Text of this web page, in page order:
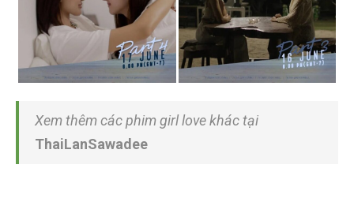
Xem thêm các phim girl love khác tại
ThaiLanSawadee